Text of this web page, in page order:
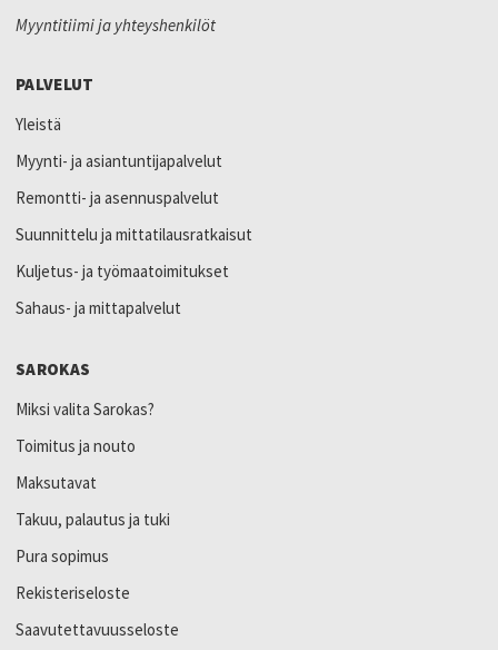
Myyntitiimi ja yhteyshenkilöt
PALVELUT
Yleistä
Myynti- ja asiantuntijapalvelut
Remontti- ja asennuspalvelut
Suunnittelu ja mittatilausratkaisut
Kuljetus- ja työmaatoimitukset
Sahaus- ja mittapalvelut
SAROKAS
Miksi valita Sarokas?
Toimitus ja nouto
Maksutavat
Takuu, palautus ja tuki
Pura sopimus
Rekisteriseloste
Saavutettavuusseloste